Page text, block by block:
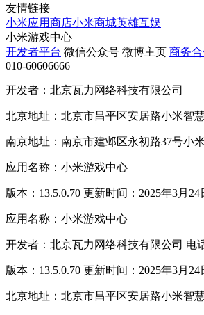
友情链接
小米应用商店小米商城英雄互娱
小米游戏中心
开发者平台 微信公众号 微博主页 商务
010-60606666
开发者：北京瓦力网络科技有限公司
北京地址：北京市昌平区安居路小米智
南京地址：南京市建邺区永初路37号小
应用名称：小米游戏中心
版本：13.5.0.70 更新时间：2025年3月24
应用名称：小米游戏中心
开发者：北京瓦力网络科技有限公司 电
版本：13.5.0.70 更新时间：2025年3月24
北京地址：北京市昌平区安居路小米智